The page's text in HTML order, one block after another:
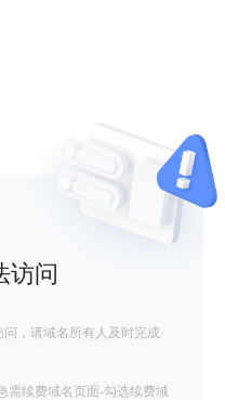
访问
，请域名所有人及时完成
需续费域名页面-勾选续费域